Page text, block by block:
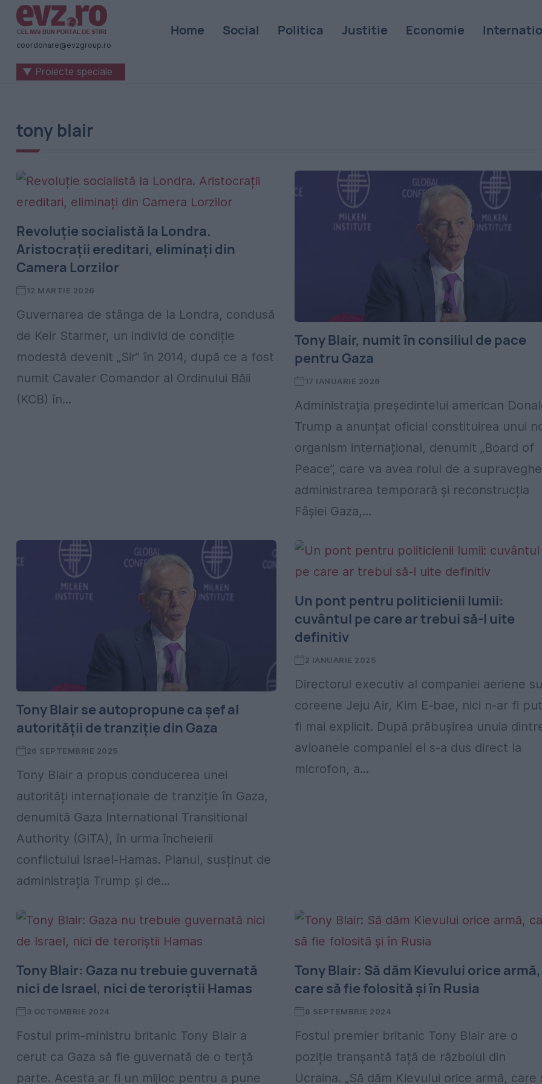
Știri
naționale
internaționale
România
-
Zilei
coordonare@evzgroup.ro
Home Social Politica Justitie Economie
▼ Proiecte speciale
tony blair
Revoluție socialistă la Londra.
Aristocrații ereditari, eliminați din
Camera Lorzilor
12 MARTIE 2026
Guvernarea de stânga de la Londra, condusă
de Keir Starmer, un individ de condiție
modestă devenit „Sir” în 2014, după ce a fost
numit Cavaler Comandor al Ordinului Băii
(KCB) în...
Tony Blair, numit în consiliul de pace
pentru Gaza
17 IANUARIE 2026
Administrația președintelui american
Trump a anunțat oficial constituirea unui
organism internațional, denumit „Board of
Peace”, care va avea rolul de a
administrarea temporară și reconstrucția
Fâșiei Gaza,...
Tony Blair se autopropune ca șef al
autorității de tranziție din Gaza
26 SEPTEMBRIE 2025
Tony Blair a propus conducerea unei
autorități internaționale de tranziție în Gaza,
denumită Gaza International Transitional
Authority (GITA), în urma încheierii
conflictului Israel-Hamas. Planul, susținut de
administrația Trump și de...
Un pont pentru politicienii lumii:
cuvântul pe care ar trebui să-l uite
definitiv
2 IANUARIE 2025
Directorul executiv al companiei aeriene
coreene Jeju Air, Kim E-bae, nici n-ar fi
fi mai explicit. După prăbușirea unuia
avioanele companiei el s-a dus direct la
microfon, a...
Tony Blair: Gaza nu trebuie guvernată
nici de Israel, nici de teroriștii Hamas
3 OCTOMBRIE 2024
Fostul prim-ministru britanic Tony Blair a
cerut ca Gaza să fie guvernată de o terță
parte. Acesta ar fi un mijloc pentru a pune
Tony Blair: Să dăm Kievului orice armă,
care să fie folosită și în Rusia
8 SEPTEMBRIE 2024
Fostul premier britanic Tony Blair are o
poziție tranșantă față de războiul din
Ucraina. „Să dăm Kievului orice armă, care